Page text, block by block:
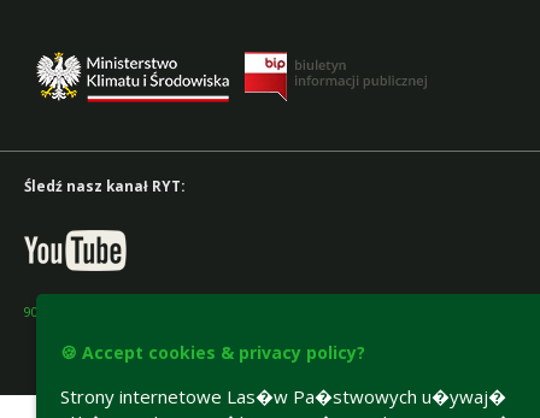
Śledź nasz kanał RYT:
90 lat Lasów Państwowych
🍪 Accept cookies & privacy policy?
Strony internetowe Las�w Pa�stwowych u�ywaj�